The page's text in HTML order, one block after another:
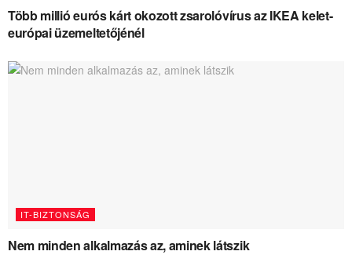
Több millió eurós kárt okozott zsarolóvírus az IKEA kelet-
európai üzemeltetőjénél
IT-BIZTONSÁG
Nem minden alkalmazás az, aminek látszik